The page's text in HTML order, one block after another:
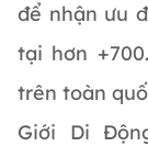
để nhận ưu
tại hơn
trên toàn
Giới Di